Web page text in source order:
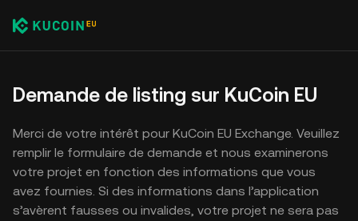
Demande de listing sur KuCoin EU
Merci de votre intérêt pour KuCoin EU Exchange. Veuillez
remplir le formulaire de demande et nous examinerons
votre projet en fonction des informations que vous
avez fournies. Si des informations dans l’application
s’avèrent fausses ou invalides, votre projet ne sera pas